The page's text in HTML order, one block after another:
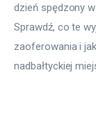
dzień spędzony
Sprawdź, co te
zaoferowania i
nadbałtyckiej